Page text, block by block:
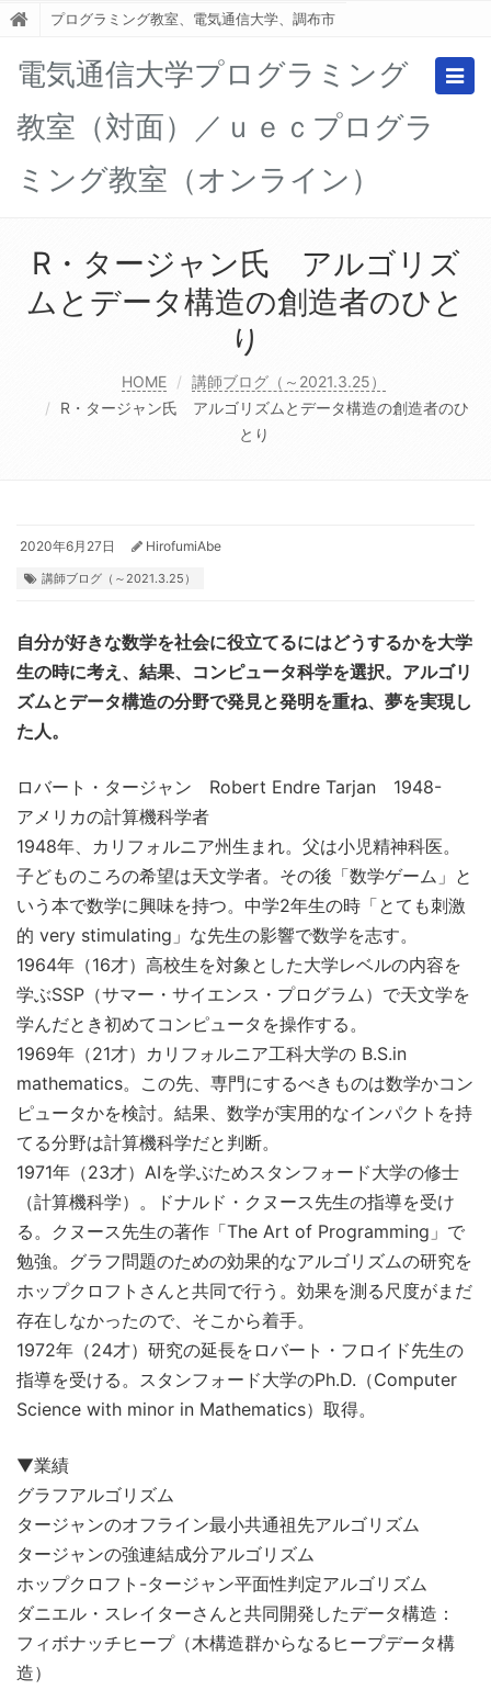
プログラミング教室、電気通信大学、調布市
電気通信大学プログラミング
教室（対面）／ｕｅｃプログラ
ミング教室（オンライン）
R・タージャン氏 アルゴリズ
ムとデータ構造の創造者のひと
り
HOME
講師ブログ（～2021.3.25）
R・タージャン氏 アルゴリズムとデータ構造の創造者のひ
とり
2020年6月27日 HirofumiAbe
講師ブログ（～2021.3.25）
自分が好きな数学を社会に役立てるにはどうするかを大学
生の時に考え、結果、コンピュータ科学を選択。 アルゴリ
ズムとデータ構造の分野で発見と発明を重ね、夢を実現し
た人。
ロバート・タージャン Robert Endre Tarjan 1948-
アメリカの計算機科学者
1948年、カリフォルニア州生まれ。父は小児精神科医。
子どものころの希望は天文学者。その後「数学ゲーム」と
いう本で数学に興味を持つ。中学2年生の時「とても刺激
的 very stimulating」な先生の影響で数学を志す。
1964年（16才）高校生を対象とした大学レベルの内容を
学ぶSSP（サマー・サイエンス・プログラム）で天文学を
学んだとき初めてコンピュータを操作する。
1969年（21才）カリフォルニア工科大学の B.S.in
mathematics。この先、専門にするべきものは数学かコン
ピュータかを検討。結果、数学が実用的なインパクトを持
てる分野は計算機科学だと判断。
1971年（23才）AIを学ぶためスタンフォード大学の修士
（計算機科学）。ドナルド・クヌース先生の指導を受け
る。クヌース先生の著作「The Art of Programming」で
勉強。グラフ問題のための効果的なアルゴリズムの研究を
ホップクロフトさんと共同で行う。効果を測る尺度がまだ
存在しなかったので、そこから着手。
1972年（24才）研究の延長をロバート・フロイド先生の
指導を受ける。スタンフォード大学のPh.D.（Computer
Science with minor in Mathematics）取得。
▼業績
グラフアルゴリズム
タージャンのオフライン最小共通祖先アルゴリズム
タージャンの強連結成分アルゴリズム
ホップクロフト-タージャン平面性判定アルゴリズム
ダニエル・スレイターさんと共同開発したデータ構造：
フィボナッチヒープ（木構造群からなるヒープデータ構
造）